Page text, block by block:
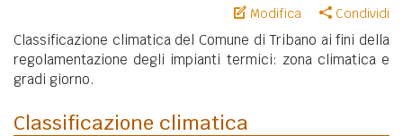
Modifica Condividi
Classificazione climatica del Comune di Tribano ai fini della
regolamentazione degli impianti termici: zona climatica e
gradi giorno.
Classificazione climatica